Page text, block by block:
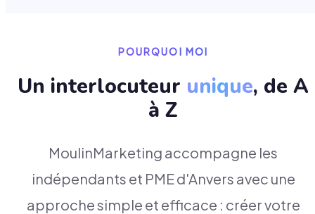
POURQUOI MOI
Un interlocuteur unique, de A
à Z
MoulinMarketing accompagne les
indépendants et PME d'Anvers avec une
approche simple et efficace : créer votre